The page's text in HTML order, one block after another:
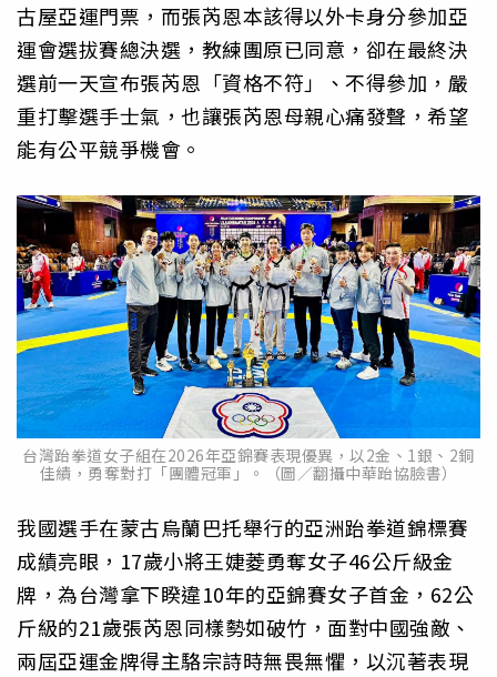
古屋亞運門票，而張芮恩本該得以外卡身分參加亞
運會選拔賽總決選，教練團原已同意，卻在最終決
選前一天宣布張芮恩「資格不符」、不得參加，嚴
重打擊選手士氣，也讓張芮恩母親心痛發聲，希望
能有公平競爭機會。
台灣跆拳道女子組在2026年亞錦賽表現優異，以2金、1銀、2銅
佳績，勇奪對打「團體冠軍」。（圖／翻攝中華跆協臉書）
我國選手在蒙古烏蘭巴托舉行的亞洲跆拳道錦標賽
成績亮眼，17歲小將王婕菱勇奪女子46公斤級金
牌，為台灣拿下睽違10年的亞錦賽女子首金，62公
斤級的21歲張芮恩同樣勢如破竹，面對中國強敵、
兩屆亞運金牌得主駱宗詩時無畏無懼，以沉著表現